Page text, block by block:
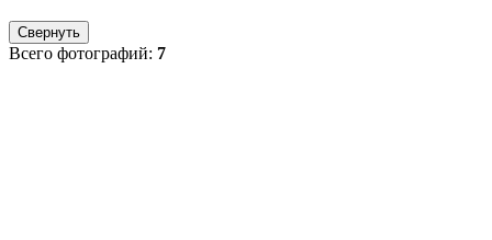
Свернуть
Всего фотографий: 7